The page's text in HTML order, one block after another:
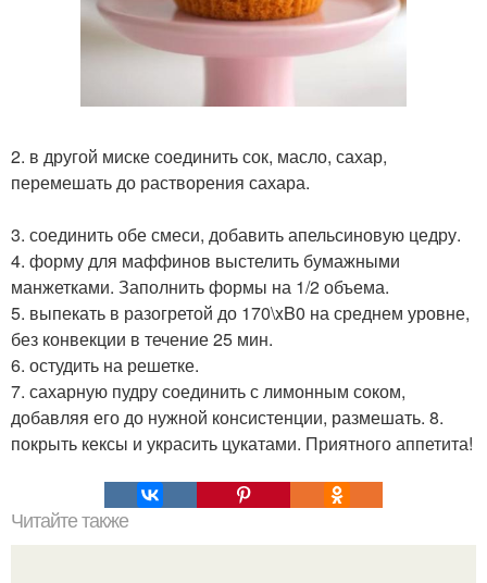
2. в другой миске соединить сок, масло, сахар,
перемешать до растворения сахара.
3. соединить обе смеси, добавить апельсиновую цедру.
4. форму для маффинов выстелить бумажными
манжетками. Заполнить формы на 1/2 объема.
5. выпекать в разогретой до 170\xB0 на среднем уровне,
без конвекции в течение 25 мин.
6. остудить на решетке.
7. сахарную пудру соединить с лимонным соком,
добавляя его до нужной консистенции, размешать. 8.
покрыть кексы и украсить цукатами. Приятного аппетита!
Читайте также